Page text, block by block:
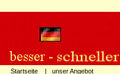
Startseite | unser Angebot